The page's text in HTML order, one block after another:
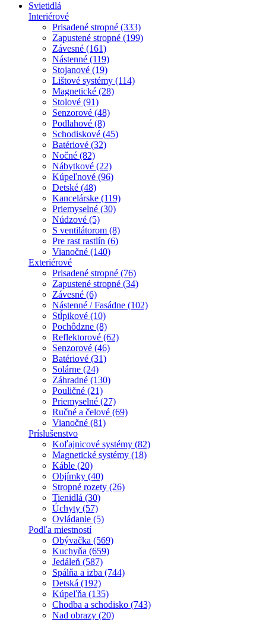
Svietidlá
Interiérové
Prisadené stropné (333)
Zapustené stropné (199)
Závesné (161)
Nástenné (119)
Stojanové (19)
Lištové systémy (114)
Magnetické (28)
Stolové (91)
Senzorové (48)
Podlahové (8)
Schodiskové (45)
Batériové (32)
Nočné (82)
Nábytkové (22)
Kúpeľnové (96)
Detské (48)
Kancelárske (119)
Priemyselné (30)
Núdzové (5)
S ventilátorom (8)
Pre rast rastlín (6)
Vianočné (140)
Exteriérové
Prisadené stropné (76)
Zapustené stropné (34)
Závesné (6)
Nástenné / Fasádne (102)
Stĺpikové (10)
Pochôdzne (8)
Reflektorové (62)
Senzorové (46)
Batériové (31)
Solárne (24)
Záhradné (130)
Pouličné (21)
Priemyselné (27)
Ručné a čelové (69)
Vianočné (81)
Príslušenstvo
Koľajnicové systémy (82)
Magnetické systémy (18)
Káble (20)
Objímky (40)
Stropné rozety (26)
Tienidlá (30)
Úchyty (57)
Ovládanie (5)
Podľa miestností
Obývačka (569)
Kuchyňa (659)
Jedáleň (587)
Spálňa a izba (744)
Detská (192)
Kúpeľňa (135)
Chodba a schodisko (743)
Nad obrazy (20)